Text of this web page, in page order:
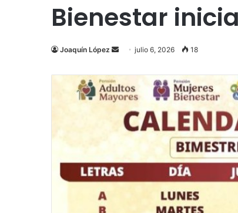
Bienestar
Joaquín López
Send
email
julio 6, 2026 18